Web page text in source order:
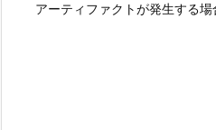
アーティファクトが発生する